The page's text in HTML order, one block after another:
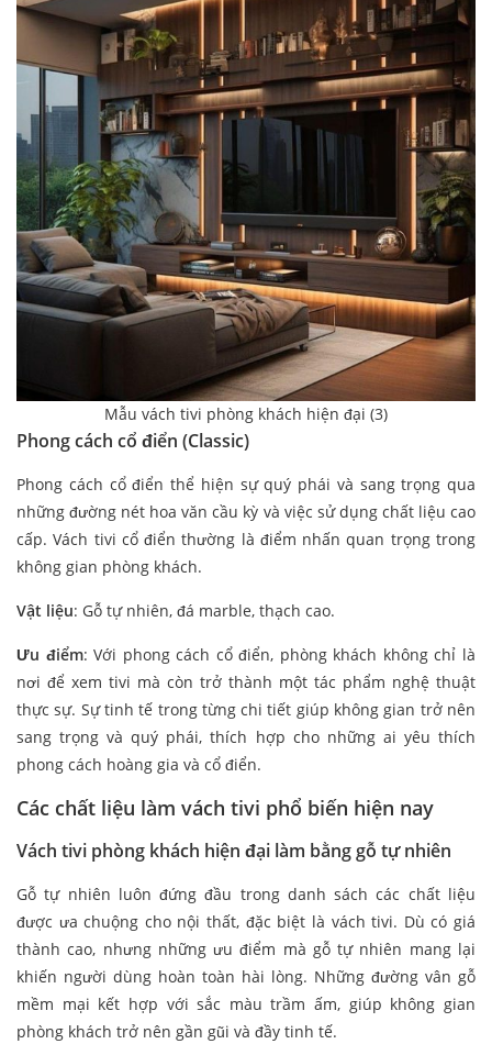
Mẫu vách tivi phòng khách hiện đại (3)
Phong cách cổ điển (Classic)
Phong cách cổ điển thể hiện sự quý phái và sang trọng qua
những đường nét hoa văn cầu kỳ và việc sử dụng chất liệu cao
cấp. Vách tivi cổ điển thường là điểm nhấn quan trọng trong
không gian phòng khách.
Vật liệu: Gỗ tự nhiên, đá marble, thạch cao.
Ưu điểm: Với phong cách cổ điển, phòng khách không chỉ là
nơi để xem tivi mà còn trở thành một tác phẩm nghệ thuật
thực sự. Sự tinh tế trong từng chi tiết giúp không gian trở nên
sang trọng và quý phái, thích hợp cho những ai yêu thích
phong cách hoàng gia và cổ điển.
Các chất liệu làm vách tivi phổ biến hiện nay
Vách tivi phòng khách hiện đại làm bằng gỗ tự nhiên
Gỗ tự nhiên luôn đứng đầu trong danh sách các chất liệu
được ưa chuộng cho nội thất, đặc biệt là vách tivi. Dù có giá
thành cao, nhưng những ưu điểm mà gỗ tự nhiên mang lại
khiến người dùng hoàn toàn hài lòng. Những đường vân gỗ
mềm mại kết hợp với sắc màu trầm ấm, giúp không gian
phòng khách trở nên gần gũi và đầy tinh tế.